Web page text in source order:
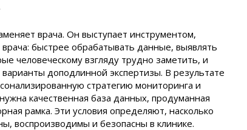
врача. Он выступает инструментом,
быстрее обрабатывать данные, выявлять
человеческому взгляду трудно заметить, и
доподлинной экспертизы. В результате
стратегию мониторинга и
качественная база данных, продуманная
рамка. Эти условия определяют, насколько
воспроизводимы и безопасны в клинике.